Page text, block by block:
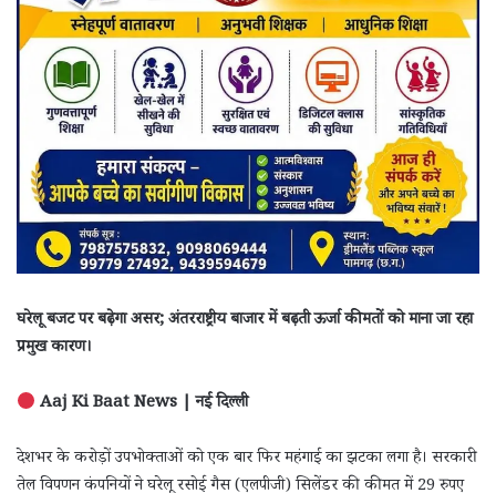
घरेलू बजट पर बढ़ेगा असर; अंतरराष्ट्रीय बाजार में बढ़ती ऊर्जा कीमतों को माना जा रहा
प्रमुख कारण।
Aaj Ki Baat News | नई दिल्ली
देशभर के करोड़ों उपभोक्ताओं को एक बार फिर महंगाई का झटका लगा है। सरकारी
तेल विपणन कंपनियों ने घरेलू रसोई गैस (एलपीजी) सिलेंडर की कीमत में 29 रुपए